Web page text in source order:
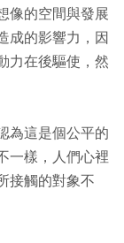
像的空間與發展
成的影響力，因
力在後驅使，然
為這是個公平的
一樣，人們心裡
接觸的對象不